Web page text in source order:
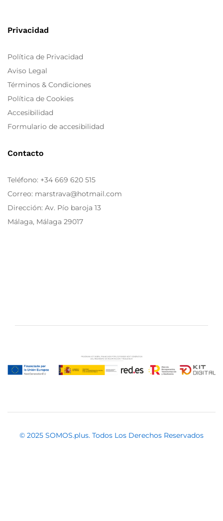
Privacidad
Política de Privacidad
Aviso Legal
Términos & Condiciones
Política de Cookies
Accesibilidad
Formulario de accesibilidad
Contacto
Teléfono: +34 669 620 515
Correo: marstrava@hotmail.com
Dirección: Av. Pío baroja 13
Málaga, Málaga 29017
© 2025 SOMOS.plus. Todos Los Derechos Reservados